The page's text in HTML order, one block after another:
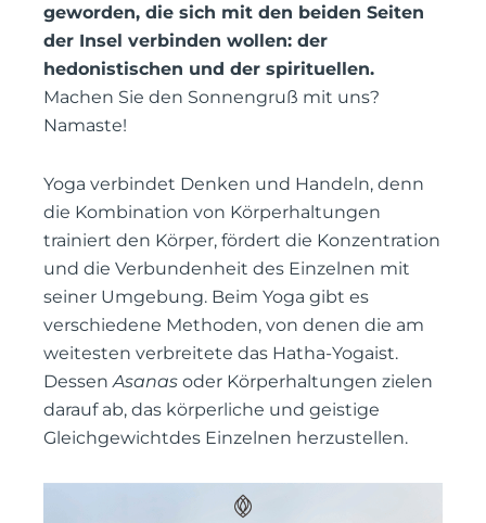
geworden, die sich mit den beiden Seiten
der Insel verbinden wollen: der
hedonistischen und der spirituellen.
Machen Sie den Sonnengruß mit uns?
Namaste!
Yoga verbindet Denken und Handeln, denn
die Kombination von Körperhaltungen
trainiert den Körper, fördert die Konzentration
und die Verbundenheit des Einzelnen mit
seiner Umgebung. Beim Yoga gibt es
verschiedene Methoden, von denen die am
weitesten verbreitete das Hatha-Yogaist.
DessenAsanas oder Körperhaltungen zielen
darauf ab, das körperliche und geistige
Gleichgewichtdes Einzelnen herzustellen.